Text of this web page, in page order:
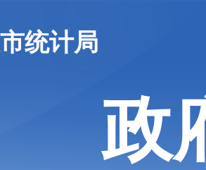
统计局
政